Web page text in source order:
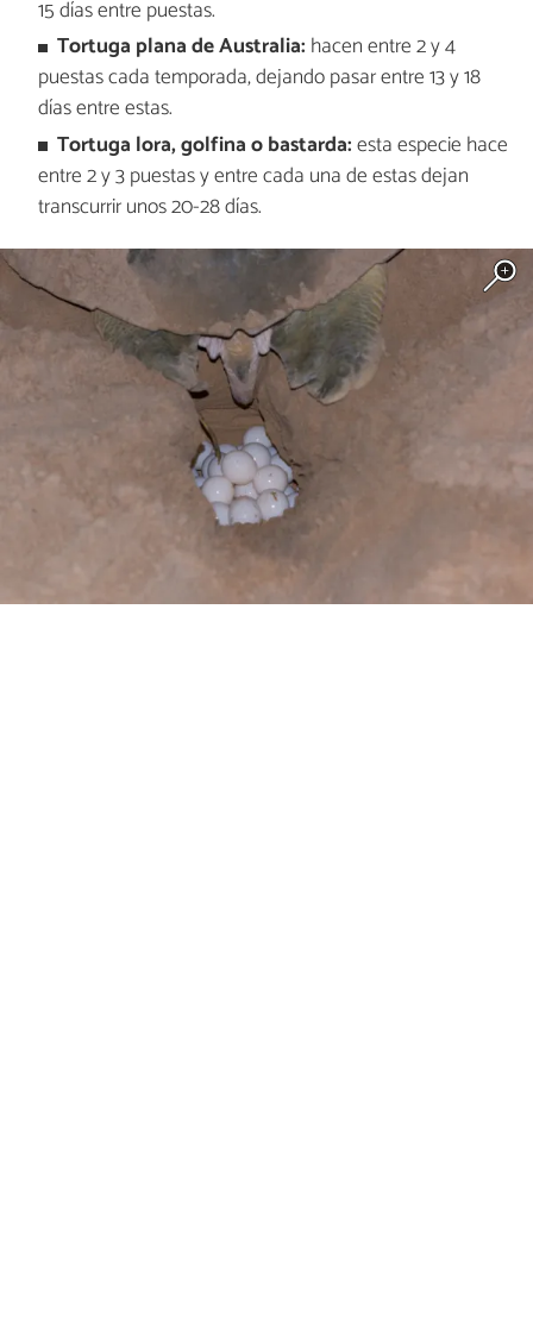
15 días entre puestas.
Tortuga plana de Australia: hacen entre 2 y 4
puestas cada temporada, dejando pasar entre 13 y 18
días entre estas.
Tortuga lora, golfina o bastarda:esta especie hace
entre 2 y 3 puestas y entre cada una de estas dejan
transcurrir unos 20-28 días.